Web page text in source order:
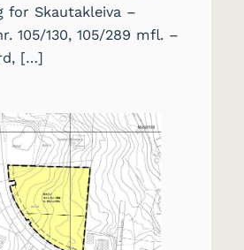
for Skautakleiva –
105/130, 105/289 mfl. –
[…]